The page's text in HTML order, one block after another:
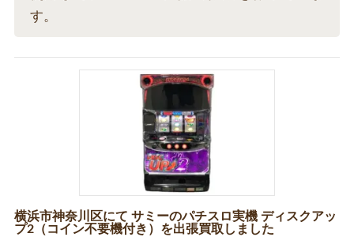
す。
横浜市神奈川区にて サミーのパチスロ実機 ディスクアッ
プ2（コイン不要機付き）を出張買取しました